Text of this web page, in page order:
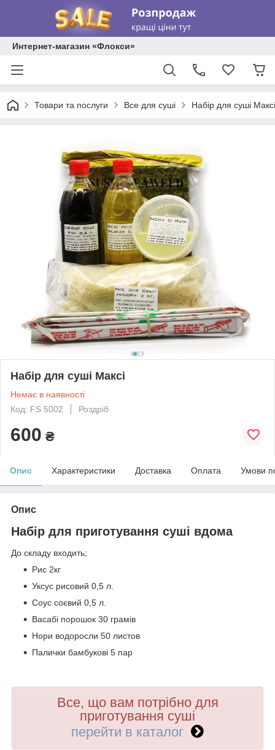
Интернет-магазин «Флокси»
Товари та послуги Все для суші Набір для суші Максі
Набір для суші Максі
Немає в наявності
Код: FS 5002
Роздріб
600 ₴
Опис Характеристики Доставка Оплата Умови
Опис
Набір для приготування суші вдома
До складу входить;
Рис 2кг
Уксус рисовий 0,5 л.
Соус соєвий 0,5 л.
Васабі порошок 30 грамів
Нори водоросли 50 листов
Палички бамбукові 5 пар
Все, що вам потрібно для
приготування суші
перейти в каталог